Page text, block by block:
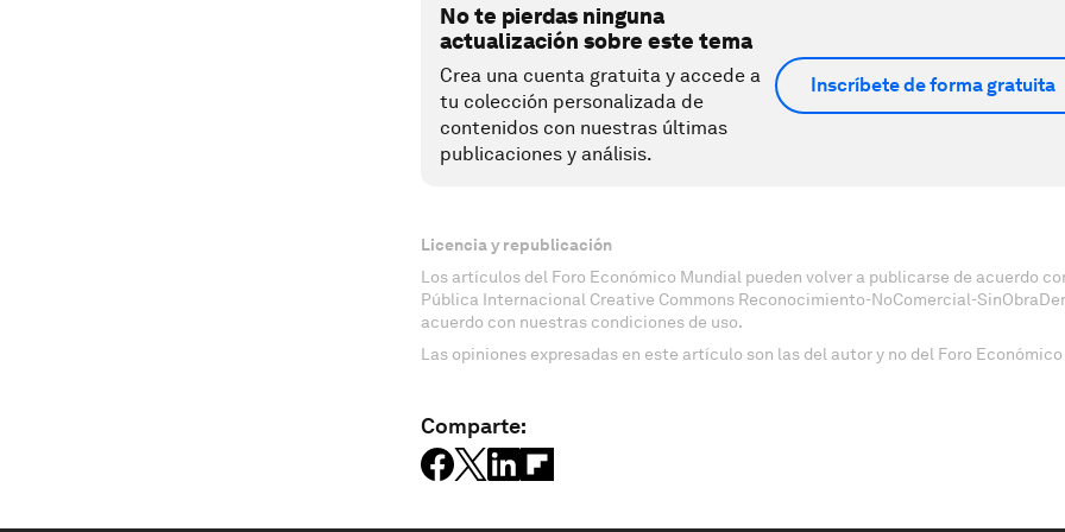
No te pierdas ninguna
actualización sobre este tema
Crea una cuenta gratuita y accede a
tu colección personalizada de
contenidos con nuestras últimas
publicaciones y análisis.
Inscríbete de forma gratuita
Licencia y republicación
Los artículos del Foro Económico Mundial pueden volver a publicarse de acuerdo
Pública Internacional Creative Commons Reconocimiento-NoComercial-
acuerdo con nuestras condiciones de uso.
Las opiniones expresadas en este artículo son las del autor y no del Foro
Comparte: